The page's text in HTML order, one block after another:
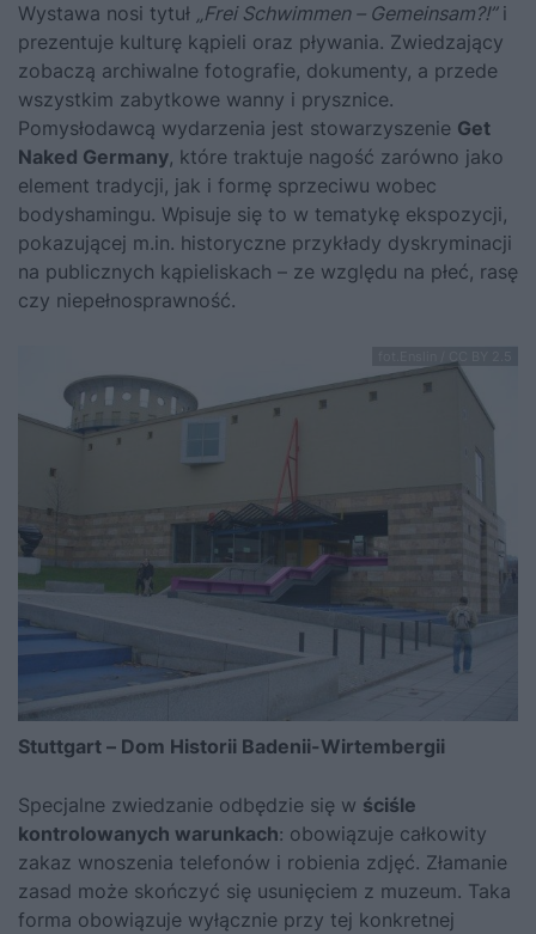
Wystawa nosi tytuł „Frei Schwimmen – Gemeinsam?!”i
prezentuje kulturę kąpieli oraz pływania. Zwiedzający
zobaczą archiwalne fotografie, dokumenty, a przede
wszystkim zabytkowe wanny i prysznice.
Pomysłodawcą wydarzenia jest stowarzyszenie Get
Naked Germany, które traktuje nagość zarówno jako
element tradycji, jak i formę sprzeciwu wobec
bodyshamingu. Wpisuje się to w tematykę ekspozycji,
pokazującej m.in. historyczne przykłady dyskryminacji
na publicznych kąpieliskach – ze względu na płeć, rasę
czy niepełnosprawność.
Stuttgart – Dom Historii Badenii-Wirtembergii
Specjalne zwiedzanie odbędzie się w ściśle
kontrolowanych warunkach: obowiązuje całkowity
zakaz wnoszenia telefonów i robienia zdjęć. Złamanie
zasad może skończyć się usunięciem z muzeum. Taka
forma obowiązuje wyłącznie przy tej konkretnej